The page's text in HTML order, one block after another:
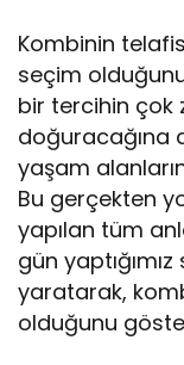
Kombinin
seçim olduğunu,
bir tercihin çok
doğuracağına
yaşam
Bu gerçekten
yapılan tüm
gün yaptığımız
yaratarak,
olduğunu